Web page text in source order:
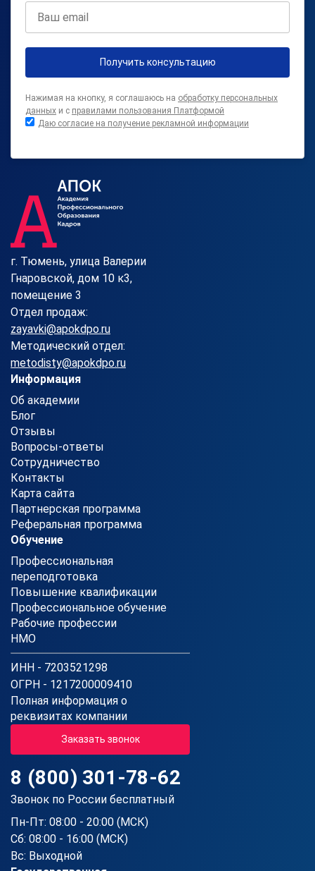
Получить консультацию
Нажимая на кнопку, я соглашаюсь на обработку персональных
данных и с правилами пользования Платформой
Даю согласие на получение рекламной информации
г. Тюмень, улица Валерии
Гнаровской, дом 10 к3,
помещение 3
Отдел продаж:
zayavki@apokdpo.ru
Методический отдел:
metodisty@apokdpo.ru
Информация
Об академии
Блог
Отзывы
Вопросы-ответы
Сотрудничество
Контакты
Карта сайта
Партнерская программа
Реферальная программа
Обучение
Профессиональная
переподготовка
Повышение квалификации
Профессиональное обучение
Рабочие профессии
НМО
ИНН - 7203521298
ОГРН - 1217200009410
Полная информация о
реквизитах компании
Заказать звонок
8 (800) 301-78-62
Звонок по России бесплатный
Пн-Пт: 08:00 - 20:00 (МСК)
Сб: 08:00 - 16:00 (МСК)
Вс: Выходной